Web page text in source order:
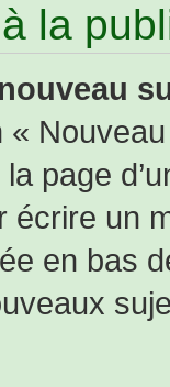
la
page
écrire un
en bas